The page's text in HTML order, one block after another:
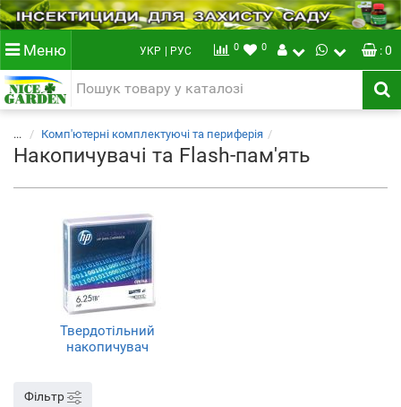
Меню УКР | РУС 0 0 : 0
... Комп'ютерні комплектуючі та периферія
Накопичувачі та Flash-пам'ять
Твердотільний
накопичувач
Фільтр